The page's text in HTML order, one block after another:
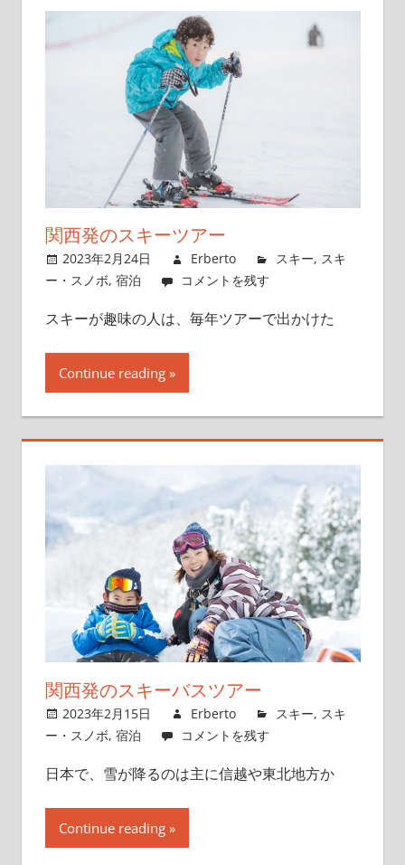
関西発のスキーツアー
2023年2月24日 Erberto スキー, スキ
ー・スノボ, 宿泊 コメントを残す
スキーが趣味の人は、毎年ツアーで出かけた
Continue reading
関西発のスキーバスツアー
2023年2月15日 Erberto スキー, スキ
ー・スノボ, 宿泊 コメントを残す
日本で、雪が降るのは主に信越や東北地方か
Continue reading